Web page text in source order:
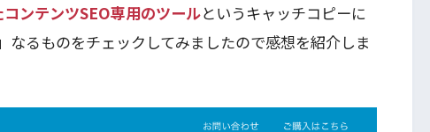
ンテンツSEO専用のツールというキャッチコピーに
なるものをチェックしてみましたので感想を紹介しま